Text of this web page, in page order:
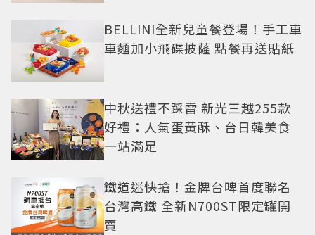
BELLINI全新兒童餐登場！手工車
車麵加小飛碟披薩 點餐再送貼紙
中秋送禮不踩雷 新光三越255款
好禮：人氣蛋黃酥、台日韓美食
一站滿足
鐵道迷快搶！金牌台啤首度聯名
台灣高鐵 全新N700ST限定罐開
賣